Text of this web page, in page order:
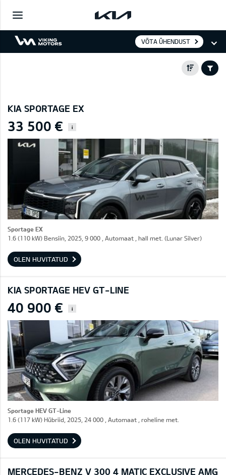
VÕTA ÜHENDUST
KIA SPORTAGE EX
33 500 € i
Sportage EX
1.6 (110 kW) Bensiin, 2025, 9 000 , Automaat , hall met. (Lunar Silver)
OLEN HUVITATUD
KIA SPORTAGE HEV GT-LINE
40 900 € i
Sportage HEV GT-Line
1.6 (117 kW) Hübriid, 2025, 24 000 , Automaat , roheline met.
OLEN HUVITATUD
MERCEDES-BENZ V 300 4 MATIC EXCLUSIVE AMG